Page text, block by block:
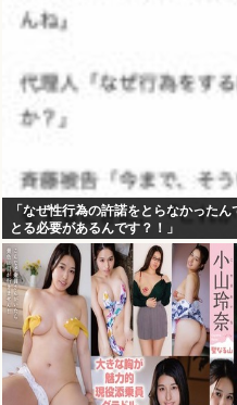
「なぜ性行為の許諾をとらなかった
とる必要があるんです？！」